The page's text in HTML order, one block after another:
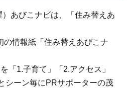
あびこナビは、「住み替えあ
の情報紙「住み替えあびこナ
「1.子育て」「2.アクセス」
シーン毎にPRサポーターの茂